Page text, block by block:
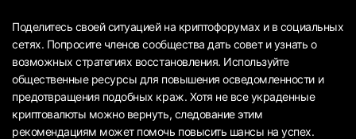
Поделитесь своей ситуацией на криптофорумах и в социальных
сетях. Попросите членов сообщества дать совет и узнать о
возможных стратегиях восстановления. Используйте
общественные ресурсы для повышения осведомленности и
предотвращения подобных краж. Хотя не все украденные
криптовалюты можно вернуть, следование этим
рекомендациям может помочь повысить шансы на успех.